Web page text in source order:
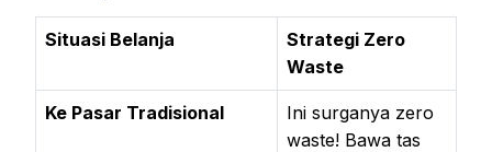
Situasi Belanja
Strategi Zero
Waste
Ke Pasar Tradisional
Ini surganya zero
waste! Bawa tas